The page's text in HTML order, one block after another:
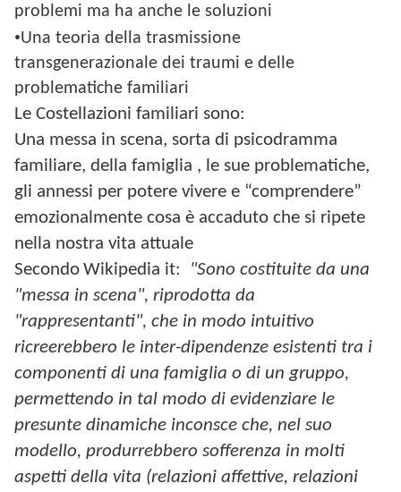
problemi ma ha anche le soluzioni
•Una teoria della trasmissione
transgenerazionale dei traumi e delle
problematiche familiari
Le Costellazioni familiari sono:
Una messa in scena, sorta di psicodramma
familiare, della famiglia , le sue problematiche,
gli annessi per potere vivere e “comprendere”
emozionalmente cosa è accaduto che si ripete
nella nostra vita attuale
SecondoWikipedia it:
"Sono costituite da una
"messa in scena", riprodotta da
"rappresentanti", che in modo intuitivo
ricreerebbero le inter-dipendenze esistenti tra i
componenti di una famiglia o di un gruppo,
permettendo in tal modo di evidenziare le
presunte dinamiche inconsce che, nel suo
modello, produrrebbero sofferenza in molti
aspetti della vita (relazioni affettive, relazioni